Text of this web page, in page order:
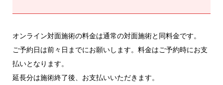
オンライン対面施術の料金は通常の対面施術と同料金です。
ご予約日は前々日までにお願いします。料金はご予約時にお支
払いとなります。
延長分は施術終了後、お支払いいただきます。